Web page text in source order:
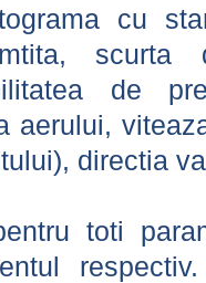
cu
scurta
de
aerului,
directia
toti